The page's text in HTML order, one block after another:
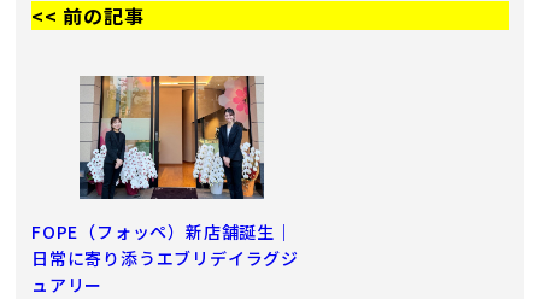
<< 前の記事
FOPE（フォッペ）新店舗誕生｜
日常に寄り添うエブリデイラグジ
ュアリー